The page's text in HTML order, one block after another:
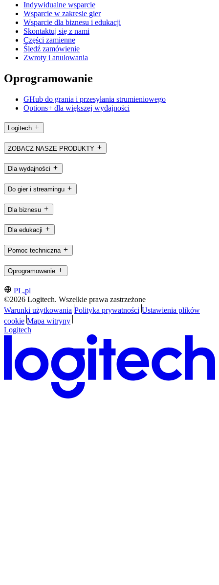
Indywidualne wsparcie
Wsparcie w zakresie gier
Wsparcie dla biznesu i edukacji
Skontaktuj się z nami
Części zamienne
Śledź zamówienie
Zwroty i anulowania
Oprogramowanie
GHub do grania i przesyłania strumieniowego
Options+ dla większej wydajności
Logitech
ZOBACZ NASZE PRODUKTY
Dla wydajności
Do gier i streamingu
Dla biznesu
Dla edukacji
Pomoc techniczna
Oprogramowanie
PL,pl
©2026 Logitech. Wszelkie prawa zastrzeżone
Warunki użytkowania Polityka prywatności Ustawienia plików
cookie Mapa witryny
Logitech